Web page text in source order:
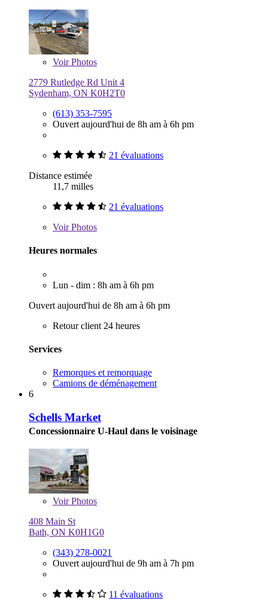
VoirPhotos
2779 Rutledge Rd Unit 4
Sydenham, ON K0H2T0
(613) 353-7595
Ouvert aujourd'hui de 8h am à 6h pm
21 évaluations
Distance estimée
11,7 milles
21 évaluations
VoirPhotos
Heures normales
Lun - dim : 8h am à 6h pm
Ouvert aujourd'hui de 8h am à 6h pm
Retour client 24 heures
Services
Remorques et remorquage
Camions de déménagement
6
Schells Market
Concessionnaire U-Haul dans le voisinage
VoirPhotos
408 Main St
Bath, ON K0H1G0
(343) 278-0021
Ouvert aujourd'hui de 9h am à 7h pm
11 évaluations